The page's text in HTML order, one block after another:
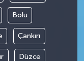
Bolu
Çankırı
Düzce